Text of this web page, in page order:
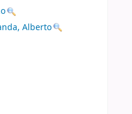
Alberto